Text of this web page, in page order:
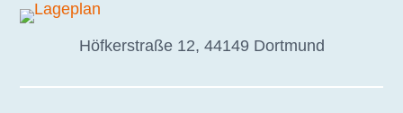
Höfkerstraße 12, 44149 Dortmund